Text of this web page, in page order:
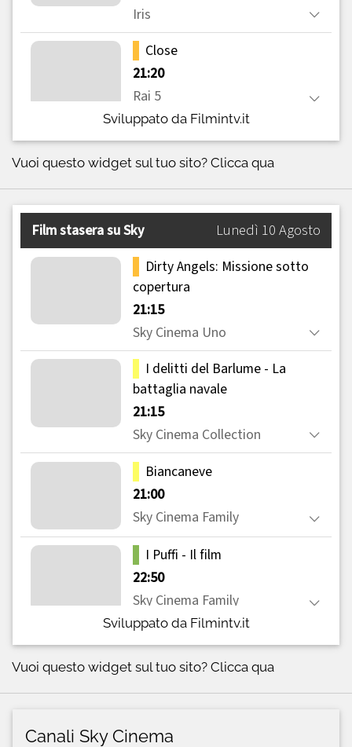
Sviluppato da Filmintv.it
Vuoi questo widget sul tuo sito? Clicca qua
Sviluppato da Filmintv.it
Vuoi questo widget sul tuo sito? Clicca qua
Canali Sky Cinema